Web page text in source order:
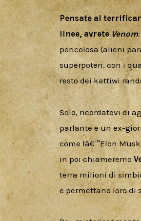
Pensate al
linee, avrete Venom
pericolosa (alieni
superpoteri, con i
resto dei kattiwi
Solo, ricordatevi di
parlante e un ex-
come lâ€™Elon
in poi chiameremo
terra milioni di
e permettano loro di